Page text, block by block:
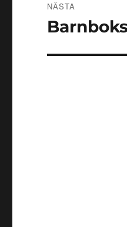
NÄSTA
Nästa